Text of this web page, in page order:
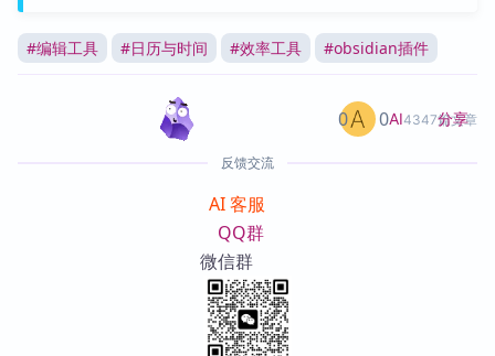
#编辑工具 #日历与时间 #效率工具 #obsidian插件
AI4347篇文章
0 0 分享
反馈交流
AI 客服
QQ群
微信群